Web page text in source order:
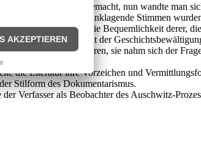
Tatsachen vertraut gemacht, nun wandte man
worden waren. Anklagende Stimmen
gegen das Regime. Die Bequemlichkeit derer,
gegen die Unfähigkeit der
von Politik existieren, sie nahm sich der
die Literatur ihre Vorzeichen und
Stilform des Dokumentarismus.
Verfasser als Beobachter des Auschwitz-